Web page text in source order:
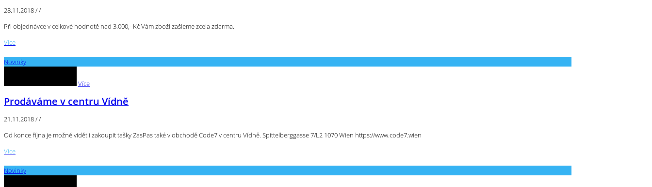
28.11.2018//
Při objednávce v celkové hodnotě nad 3.000,- Kč Vám zboží zašleme zcela zdarma.
Více
Novinky
Více
Prodáváme v centru Vídně
21.11.2018//
Od konce října je možné vidět i zakoupit tašky ZasPas také v obchodě Code7 v centru Vídně. Spittelberggasse 7/L2 1070 Wien https://www.code7.wien
Více
Novinky